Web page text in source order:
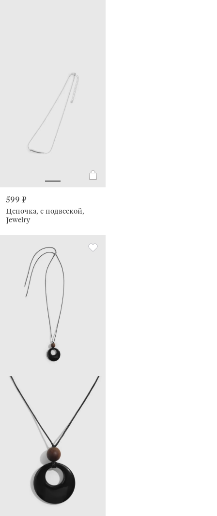
599 ₽
Цепочка, с подвеской,
Jewelry